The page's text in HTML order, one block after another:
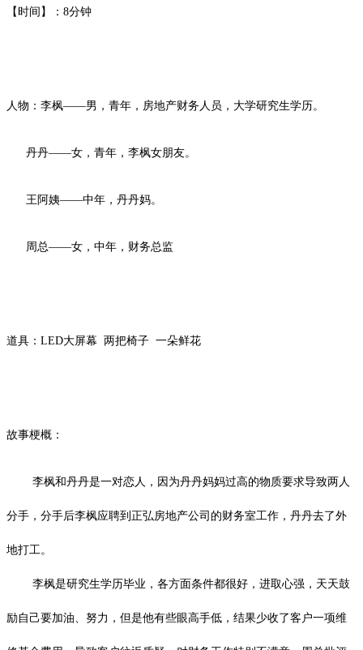
【时间】：8分钟
人物：李枫——男，青年，房地产财务人员，大学研究生学历。
丹丹——女，青年，李枫女朋友。
王阿姨——中年，丹丹妈。
周总——女，中年，财务总监
道具：LED大屏幕 两把椅子 一朵鲜花
故事梗概：
李枫和丹丹是一对恋人，因为丹丹妈妈过高的物质要求导致两人
分手，分手后李枫应聘到正弘房地产公司的财务室工作，丹丹去了外
地打工。
李枫是研究生学历毕业，各方面条件都很好，进取心强，天天鼓
励自己要加油、努力，但是他有些眼高手低，结果少收了客户一项维